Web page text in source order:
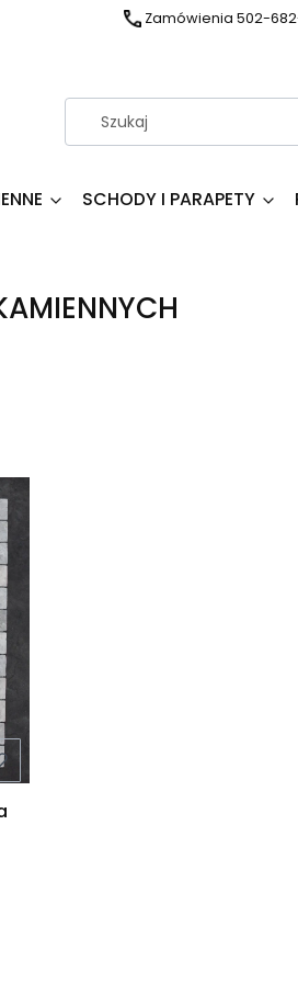
Zamówienia 502-
SCHODY I PARAPETY